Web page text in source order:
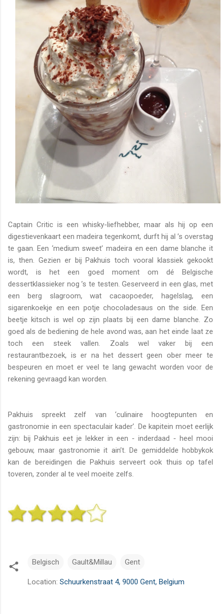
Captain Critic is een whisky-liefhebber, maar als hij op een
digestievenkaart een madeira tegenkomt, durft hij al ’s overstag
te gaan. Een ‘medium sweet’ madeira en een dame blanche it
is, then. Gezien er bij Pakhuis toch vooral klassiek gekookt
wordt, is het een goed moment om dé Belgische
dessertklassieker nog ’s te testen. Geserveerd in een glas, met
een berg slagroom, wat cacaopoeder, hagelslag, een
sigarenkoekje en een potje chocoladesaus on the side. Een
beetje kitsch is wel op zijn plaats bij een dame blanche. Zo
goed als de bediening de hele avond was, aan het einde laat ze
toch een steek vallen. Zoals wel vaker bij een
restaurantbezoek, is er na het dessert geen ober meer te
bespeuren en moet er veel te lang gewacht worden voor de
rekening gevraagd kan worden.
Pakhuis spreekt zelf van ‘culinaire hoogtepunten en
gastronomie in een spectaculair kader’. De kapitein moet eerlijk
zijn: bij Pakhuis eet je lekker in een - inderdaad - heel mooi
gebouw, maar gastronomie it ain’t. De gemiddelde hobbykok
kan de bereidingen die Pakhuis serveert ook thuis op tafel
toveren, zonder al te veel moeite zelfs.
Belgisch Gault&Millau Gent
Location: Schuurkenstraat 4, 9000 Gent, Belgium